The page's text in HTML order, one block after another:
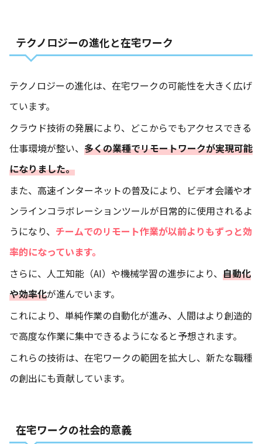
テクノロジーの進化と在宅ワーク
テクノロジーの進化は、在宅ワークの可能性を大きく広げ
ています。
クラウド技術の発展により、どこからでもアクセスできる
仕事環境が整い、 多くの業種でリモートワークが実現可能
になりました。
また、高速インターネットの普及により、ビデオ会議やオ
ンラインコラボレーションツールが日常的に使用されるよ
うになり、 チームでのリモート作業が以前よりもずっと効
率的になっています。
さらに、人工知能（AI）や機械学習の進歩により、 自動化
や効率化が進んでいます。
これにより、単純作業の自動化が進み、人間はより創造的
で高度な作業に集中できるようになると予想されます。
これらの技術は、在宅ワークの範囲を拡大し、新たな職種
の創出にも貢献しています。
在宅ワークの社会的意義